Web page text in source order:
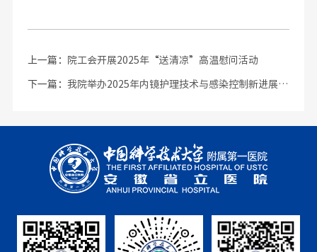
上一篇： 院工会开展2025年“送清凉”高温慰问活动
下一篇： 我院举办2025年内镜护理技术与感染控制新进展学习班